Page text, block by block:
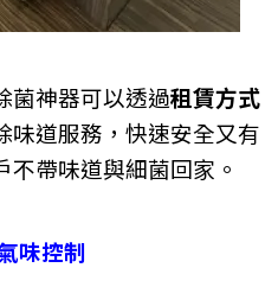
菌神器可以透過租賃方式
味道服務，快速安全又有
帶味道與細菌回家。
味控制